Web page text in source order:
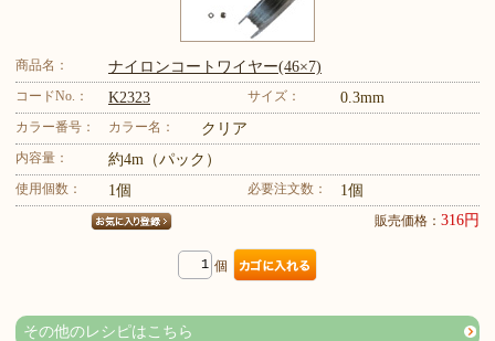
商品名： ナイロンコートワイヤー(46×7)
コードNo.： K2323 サイズ： 0.3mm
カラー番号： カラー名： クリア
内容量： 約4m（パック）
使用個数： 1個 必要注文数： 1個
販売価格： 316円
個
その他のレシピはこちら